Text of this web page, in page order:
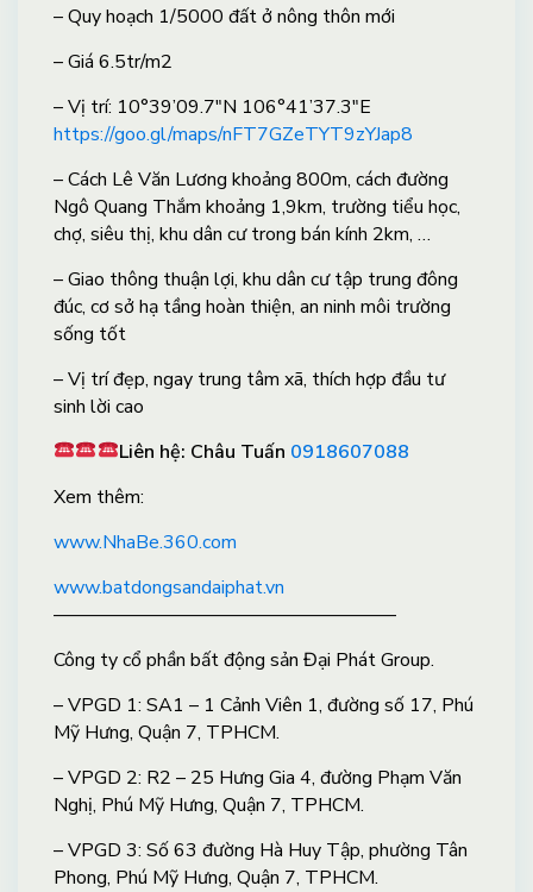
– Quy hoạch 1/5000 đất ở nông thôn mới
– Giá 6.5tr/m2
– Vị trí: 10°39’09.7″N 106°41’37.3″E
https://goo.gl/maps/nFT7GZeTYT9zYJap8
– Cách Lê Văn Lương khoảng 800m, cách đường
Ngô Quang Thắm khoảng 1,9km, trường tiểu học,
chợ, siêu thị, khu dân cư trong bán kính 2km, …
– Giao thông thuận lợi, khu dân cư tập trung đông
đúc, cơ sở hạ tầng hoàn thiện, an ninh môi trường
sống tốt
– Vị trí đẹp, ngay trung tâm xã, thích hợp đầu tư
sinh lời cao
Liên hệ: Châu Tuấn 0918607088
Xem thêm:
www.NhaBe.360.com
www.batdongsandaiphat.vn
——————————————————
Công ty cổ phần bất động sản Đại Phát Group.
– VPGD 1: SA1 – 1 Cảnh Viên 1, đường số 17, Phú
Mỹ Hưng, Quận 7, TPHCM.
– VPGD 2: R2 – 25 Hưng Gia 4, đường Phạm Văn
Nghị, Phú Mỹ Hưng, Quận 7, TPHCM.
– VPGD 3: Số 63 đường Hà Huy Tập, phường Tân
Phong, Phú Mỹ Hưng, Quận 7, TPHCM.